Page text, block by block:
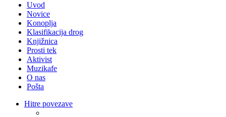
Uvod
Novice
Konoplja
Klasifikacija drog
Knjižnica
Prosti tek
Aktivist
Muzikafe
O nas
Pošta
Hitre povezave